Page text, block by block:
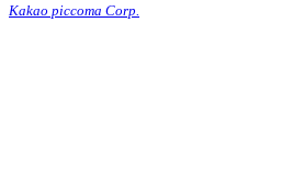
Kakao piccoma Corp.